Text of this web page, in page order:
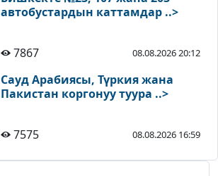
автобустардын каттамдар ..>
7867 08.08.2026 20:12
Сауд Арабиясы, Түркия жана
Пакистан коргонуу туура ..>
7575 08.08.2026 16:59